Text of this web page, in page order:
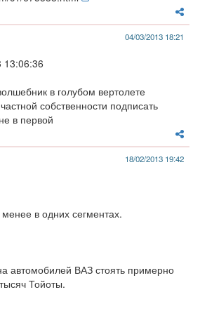
04/03/2013 18:21
13:06:36
в голубом вертолете
собственности подписать
в первой
18/02/2013 19:42
в одних сегментах.
автомобилей ВАЗ стоять примерно
Тойоты.